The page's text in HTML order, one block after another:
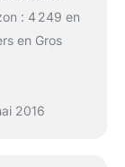
: 4 249 en
en Gros
2016